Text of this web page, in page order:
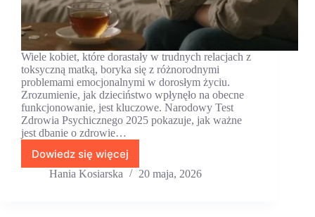
Wiele kobiet, które dorastały w trudnych relacjach z
toksyczną matką, boryka się z różnorodnymi
problemami emocjonalnymi w dorosłym życiu.
Zrozumienie, jak dzieciństwo wpłynęło na obecne
funkcjonowanie, jest kluczowe. Narodowy Test
Zdrowia Psychicznego 2025 pokazuje, jak ważne
jest dbanie o zdrowie…
Dowiedz się więcej
Dorosła
córka
Hania Kosiarska 20 maja, 2026